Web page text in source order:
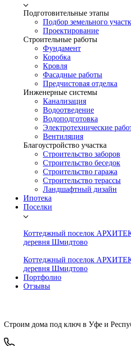
Подготовительные этапы
Подбор земельного
Проектирование
Строительные работы
Фундамент
Коробка
Кровля
Фасадные работы
Предчистовая отделка
Инженерные системы
Канализация
Водоотведение
Водоподготовка
Электротехнические
Вентиляция
Благоустройство участка
Строительство заборов
Строительство беседок
Строительство гаража
Строительство терассы
Ландшафтный дизайн
Ипотека
Поселки
Коттеджный поселок
деревня Шмидтово
Коттеджный поселок
деревня Шмидтово
Портфолио
Отзывы
Строим дома под ключ в Уфе и